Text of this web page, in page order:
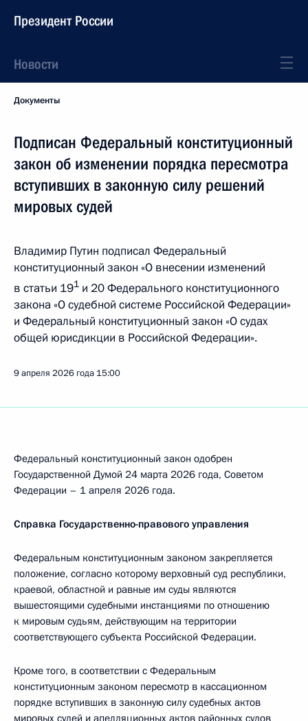
Президент России
Новости
Документы
Подписан Федеральный конституционный
закон об изменении порядка пересмотра
вступивших в законную силу решений
мировых судей
Владимир Путин подписал Федеральный
конституционный закон «О внесении изменений
в статьи 191 и 20 Федерального конституционного
закона «О судебной системе Российской Федерации»
и Федеральный конституционный закон «О судах
общей юрисдикции в Российской Федерации».
9 апреля 2026 года 15:00
Федеральный конституционный закон одобрен
Государственной Думой 24 марта 2026 года, Советом
Федерации – 1 апреля 2026 года.
Справка Государственно-правового управления
Федеральным конституционным законом закрепляется
положение, согласно которому верховный суд республики,
краевой, областной и равные им суды являются
вышестоящими судебными инстанциями по отношению
к мировым судьям, действующим на территории
соответствующего субъекта Российской Федерации.
Кроме того, в соответствии с Федеральным
конституционным законом пересмотр в кассационном
порядке вступивших в законную силу судебных актов
мировых судей и апелляционных актов районных судов